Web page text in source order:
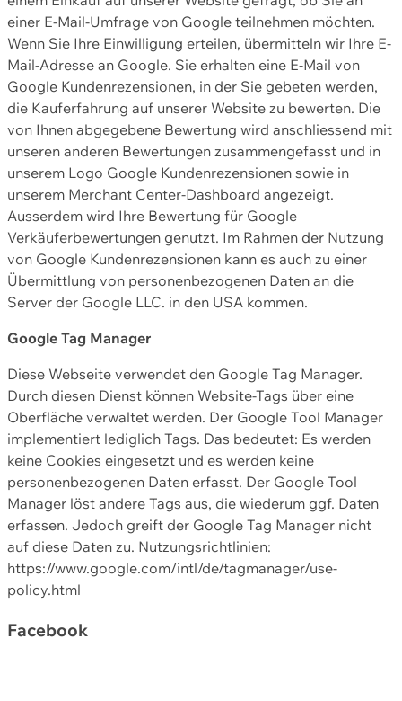
einer E-Mail-Umfrage von Google teilnehmen möchten.
Wenn Sie Ihre Einwilligung erteilen, übermitteln wir Ihre E-
Mail-Adresse an Google. Sie erhalten eine E-Mail von
Google Kundenrezensionen, in der Sie gebeten werden,
die Kauferfahrung auf unserer Website zu bewerten. Die
von Ihnen abgegebene Bewertung wird anschliessend mit
unseren anderen Bewertungen zusammengefasst und in
unserem Logo Google Kundenrezensionen sowie in
unserem Merchant Center-Dashboard angezeigt.
Ausserdem wird Ihre Bewertung für Google
Verkäuferbewertungen genutzt. Im Rahmen der Nutzung
von Google Kundenrezensionen kann es auch zu einer
Übermittlung von personenbezogenen Daten an die
Server der Google LLC. in den USA kommen.
Google Tag Manager
Diese Webseite verwendet den Google Tag Manager.
Durch diesen Dienst können Website-Tags über eine
Oberfläche verwaltet werden. Der Google Tool Manager
implementiert lediglich Tags. Das bedeutet: Es werden
keine Cookies eingesetzt und es werden keine
personenbezogenen Daten erfasst. Der Google Tool
Manager löst andere Tags aus, die wiederum ggf. Daten
erfassen. Jedoch greift der Google Tag Manager nicht
auf diese Daten zu. Nutzungsrichtlinien:
https://www.google.com/intl/de/tagmanager/use-
policy.html
Facebook